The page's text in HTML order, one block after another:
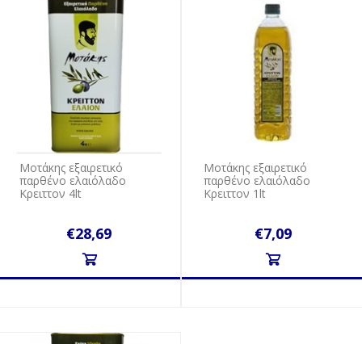
Μοτάκης εξαιρετικό
παρθένο ελαιόλαδο
Κρειττον 4lt
€28,69
Μοτάκης εξαιρετικό
παρθένο ελαιόλαδο
Κρειττον 1lt
€7,09